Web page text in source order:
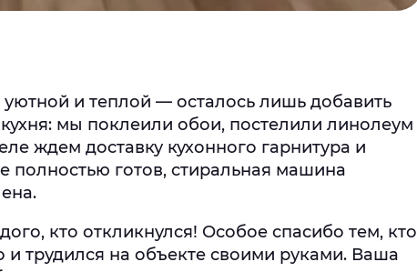
и теплой — осталось лишь добавить
мы поклеили обои, постелили линолеум
ждем доставку кухонного гарнитура и
полностью готов, стиральная машина
кто откликнулся! Особое спасибо тем, кто
трудился на объекте своими руками. Ваша